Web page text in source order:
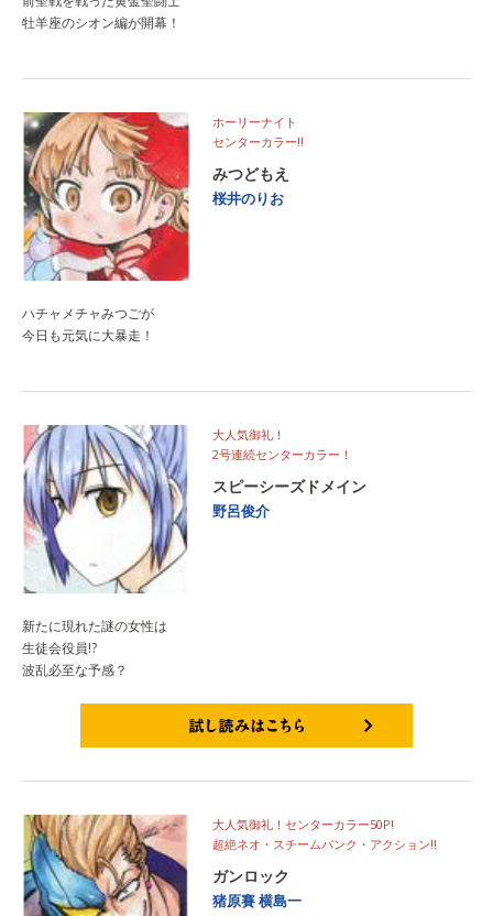
牡羊座のシオン編が開幕！
ホーリーナイト
センターカラー!!
みつどもえ
桜井のりお
ハチャメチャみつごが
今日も元気に大暴走！
大人気御礼！
2号連続センターカラー！
スピーシーズドメイン
野呂俊介
新たに現れた謎の女性は
生徒会役員!?
波乱必至な予感？
大人気御礼！センターカラー50P!
超絶ネオ・スチームパンク・アクション!!
ガンロック
猪原賽横島一